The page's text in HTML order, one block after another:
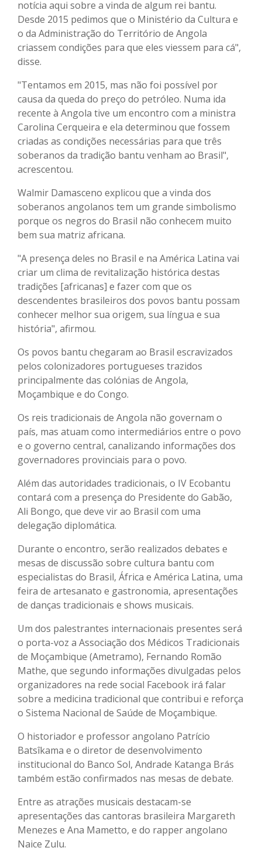
notícia aqui sobre a vinda de algum rei bantu.
Desde 2015 pedimos que o Ministério da Cultura e
o da Administração do Território de Angola
criassem condições para que eles viessem para cá",
disse.
"Tentamos em 2015, mas não foi possível por
causa da queda do preço do petróleo. Numa ida
recente à Angola tive um encontro com a ministra
Carolina Cerqueira e ela determinou que fossem
criadas as condições necessárias para que três
soberanos da tradição bantu venham ao Brasil",
acrescentou.
Walmir Damasceno explicou que a vinda dos
soberanos angolanos tem um grande simbolismo
porque os negros do Brasil não conhecem muito
bem sua matriz africana.
"A presença deles no Brasil e na América Latina vai
criar um clima de revitalização histórica destas
tradições [africanas] e fazer com que os
descendentes brasileiros dos povos bantu possam
conhecer melhor sua origem, sua língua e sua
história", afirmou.
Os povos bantu chegaram ao Brasil escravizados
pelos colonizadores portugueses trazidos
principalmente das colónias de Angola,
Moçambique e do Congo.
Os reis tradicionais de Angola não governam o
país, mas atuam como intermediários entre o povo
e o governo central, canalizando informações dos
governadores provinciais para o povo.
Além das autoridades tradicionais, o IV Ecobantu
contará com a presença do Presidente do Gabão,
Ali Bongo, que deve vir ao Brasil com uma
delegação diplomática.
Durante o encontro, serão realizados debates e
mesas de discussão sobre cultura bantu com
especialistas do Brasil, África e América Latina, uma
feira de artesanato e gastronomia, apresentações
de danças tradicionais e shows musicais.
Um dos palestrantes internacionais presentes será
o porta-voz a Associação dos Médicos Tradicionais
de Moçambique (Ametramo), Fernando Romão
Mathe, que segundo informações divulgadas pelos
organizadores na rede social Facebook irá falar
sobre a medicina tradicional que contribui e reforça
o Sistema Nacional de Saúde de Moçambique.
O historiador e professor angolano Patrício
Batsîkama e o diretor de desenvolvimento
institucional do Banco Sol, Andrade Katanga Brás
também estão confirmados nas mesas de debate.
Entre as atrações musicais destacam-se
apresentações das cantoras brasileira Margareth
Menezes e Ana Mametto, e do rapper angolano
Naice Zulu.